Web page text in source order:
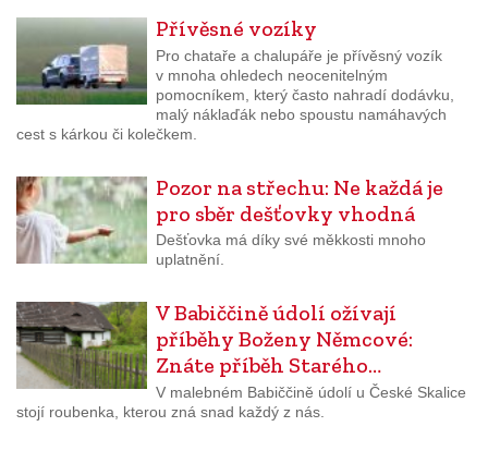
Přívěsné vozíky
Pro chataře a chalupáře je přívěsný vozík
v mnoha ohledech neocenitelným
pomocníkem, který často nahradí dodávku,
malý náklaďák nebo spoustu namáhavých
cest s kárkou či kolečkem.
Pozor na střechu: Ne každá je
pro sběr dešťovky vhodná
Dešťovka má díky své měkkosti mnoho
uplatnění.
V Babiččině údolí ožívají
příběhy Boženy Němcové:
Znáte příběh Starého…
V malebném Babiččině údolí u České Skalice
stojí roubenka, kterou zná snad každý z nás.